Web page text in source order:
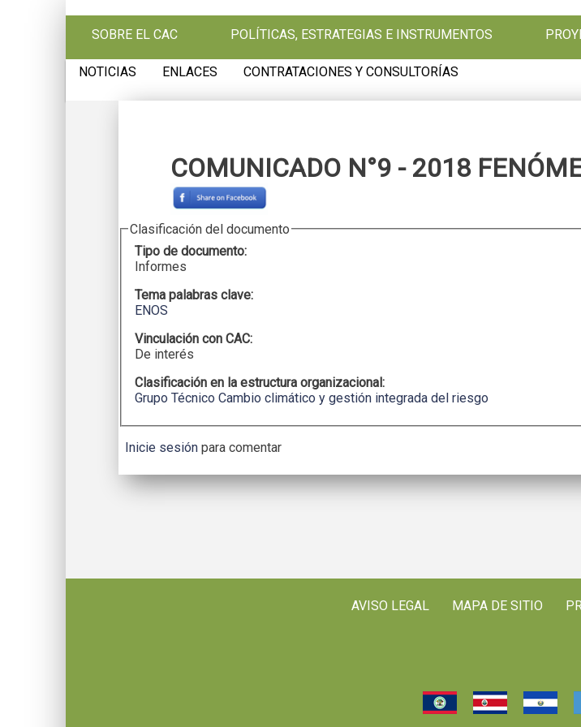
SOBRE EL CAC
POLÍTICAS, ESTRATEGIAS E INSTRUMENTOS
NOTICIAS ENLACES CONTRATACIONES Y CONSULTORÍAS
COMUNICADO N°9 - 2018
Clasificación del documento
Tipo de documento:
Informes
Tema palabras clave:
ENOS
Vinculación con CAC:
De interés
Clasificación en la estructura organizacional:
Grupo Técnico Cambio climático y gestión integrada del riesgo
Inicie sesión para comentar
AVISO LEGAL MAPA DE SITIO